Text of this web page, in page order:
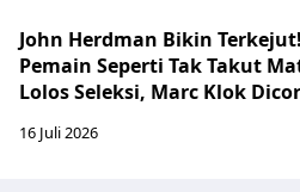
John Herdman Bikin
Pemain Seperti Tak Takut
Lolos Seleksi, Marc Klok
16 Juli 2026